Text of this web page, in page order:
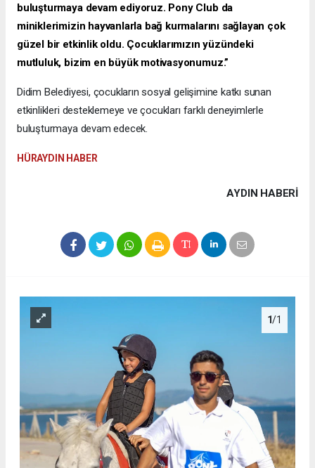
buluşturmaya devam ediyoruz. Pony Club da
miniklerimizin hayvanlarla bağ kurmalarını sağlayan çok
güzel bir etkinlik oldu. Çocuklarımızın yüzündeki
mutluluk, bizim en büyük motivasyonumuz.”
Didim Belediyesi, çocukların sosyal gelişimine katkı sunan
etkinlikleri desteklemeye ve çocukları farklı deneyimlerle
buluşturmaya devam edecek.
HÜRAYDIN HABER
AYDIN HABERİ
1/1